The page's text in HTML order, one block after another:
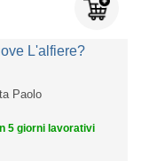
L'alfiere?
Paolo
5 giorni lavorativi